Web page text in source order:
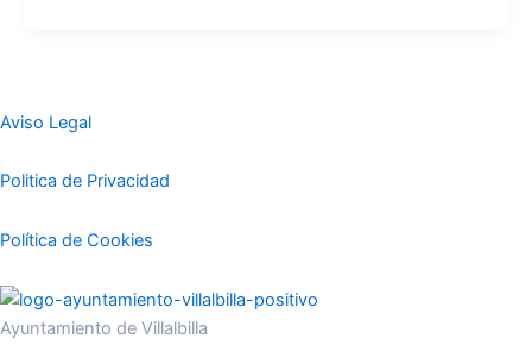
Aviso Legal
Politica de Privacidad
Política de Cookies
Ayuntamiento de Villalbilla